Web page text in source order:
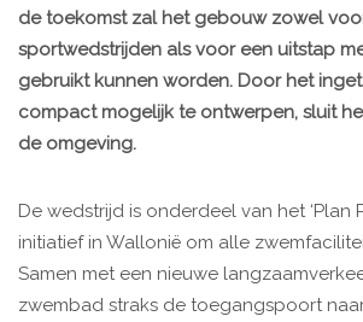
de toekomst zal het gebouw zowel
sportwedstrijden als voor een uitstap
gebruikt kunnen worden. Door het
compact mogelijk te ontwerpen, sluit
de omgeving.
De wedstrijd is onderdeel van het ‘Plan
initiatief in Wallonië om alle
Samen met een nieuwe
zwembad straks de toegangspoort